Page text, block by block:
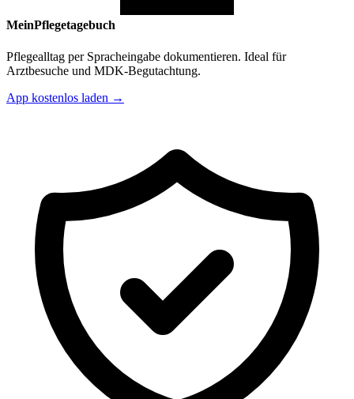
MeinPflegetagebuch
Pflegealltag per Spracheingabe dokumentieren. Ideal für
Arztbesuche und MDK-Begutachtung.
App kostenlos laden →